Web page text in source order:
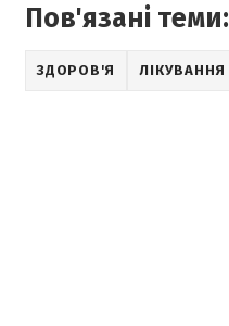
Пов'язані теми:
ЗДОРОВ'Я ЛІКУВАННЯ